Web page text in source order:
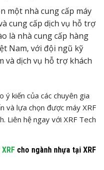
một nhà cung cấp máy
cung cấp dịch vụ hỗ trợ
là nhà cung cấp hàng
Nam, với đội ngũ kỹ
và dịch vụ hỗ trợ khách
ý kiến của các chuyên gia
và lựa chọn được máy XRF
Liên hệ ngay với XRF Tech
cho ngành nhựa tại XRF